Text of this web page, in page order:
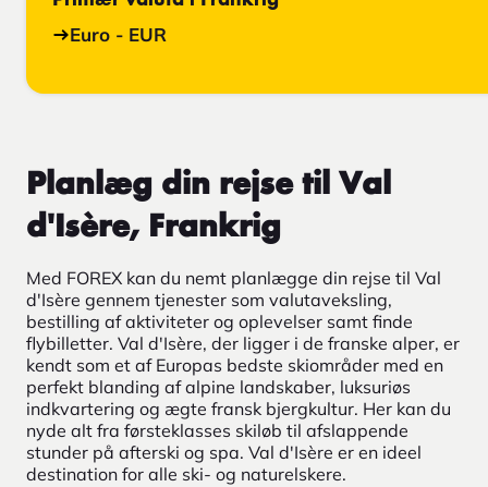
Euro - EUR
Planlæg din rejse til Val
d'Isère, Frankrig
Med FOREX kan du nemt planlægge din rejse til Val
d'Isère gennem tjenester som valutaveksling,
bestilling af aktiviteter og oplevelser samt finde
flybilletter. Val d'Isère, der ligger i de franske alper, er
kendt som et af Europas bedste skiområder med en
perfekt blanding af alpine landskaber, luksuriøs
indkvartering og ægte fransk bjergkultur. Her kan du
nyde alt fra førsteklasses skiløb til afslappende
stunder på afterski og spa. Val d'Isère er en ideel
destination for alle ski- og naturelskere.